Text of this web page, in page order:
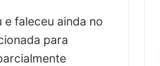
faleceu ainda no
para